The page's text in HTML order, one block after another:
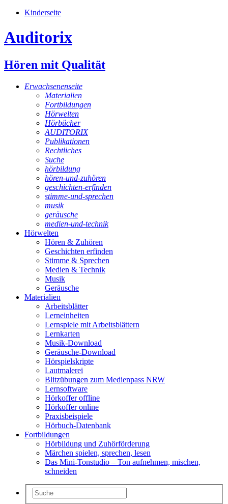
Kinderseite
Auditorix
Hören mit Qualität
Erwachsenenseite
Materialien
Fortbildungen
Hörwelten
Hörbücher
AUDITORIX
Publikationen
Rechtliches
Suche
hörbildung
hören-und-zuhören
geschichten-erfinden
stimme-und-sprechen
musik
geräusche
medien-und-technik
Hörwelten
Hören & Zuhören
Geschichten erfinden
Stimme & Sprechen
Medien & Technik
Musik
Geräusche
Materialien
Arbeitsblätter
Lerneinheiten
Lernspiele mit Arbeitsblättern
Lernkarten
Musik-Download
Geräusche-Download
Hörspielskripte
Lautmalerei
Blitzübungen zum Medienpass NRW
Lernsoftware
Hörkoffer offline
Hörkoffer online
Praxisbeispiele
Hörbuch-Datenbank
Fortbildungen
Hörbildung und Zuhörförderung
Märchen spielen, sprechen, lesen
Das Mini-Tonstudio – Ton aufnehmen, mischen,
schneiden